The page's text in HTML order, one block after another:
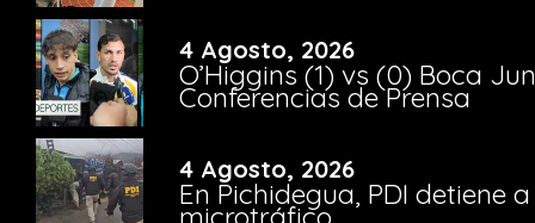
4 Agosto, 2026
O’Higgins (1) vs (0) Boca
Conferencias de Prensa
4 Agosto, 2026
En Pichidegua, PDI detiene
microtráfico